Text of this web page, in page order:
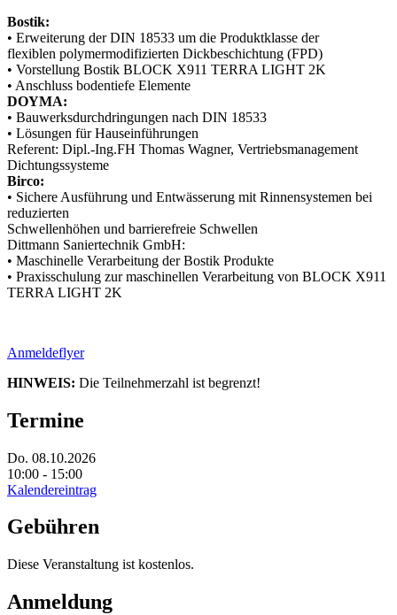
Bostik:
• Erweiterung der DIN 18533 um die Produktklasse der
flexiblen polymermodifizierten Dickbeschichtung (FPD)
• Vorstellung Bostik BLOCK X911 TERRA LIGHT 2K
• Anschluss bodentiefe Elemente
DOYMA:
• Bauwerksdurchdringungen nach DIN 18533
• Lösungen für Hauseinführungen
Referent: Dipl.-Ing.FH Thomas Wagner, Vertriebsmanagement
Dichtungssysteme
Birco:
• Sichere Ausführung und Entwässerung mit Rinnensystemen bei
reduzierten
Schwellenhöhen und barrierefreie Schwellen
Dittmann Saniertechnik GmbH:
• Maschinelle Verarbeitung der Bostik Produkte
• Praxisschulung zur maschinellen Verarbeitung von BLOCK X911
TERRA LIGHT 2K
Anmeldeflyer
HINWEIS: Die Teilnehmerzahl ist begrenzt!
Termine
Do. 08.10.2026
10:00 - 15:00
Kalendereintrag
Gebühren
Diese Veranstaltung ist kostenlos.
Anmeldung